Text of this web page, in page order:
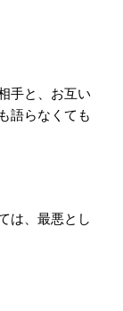
手と、お互い
語らなくても
は、最悪とし